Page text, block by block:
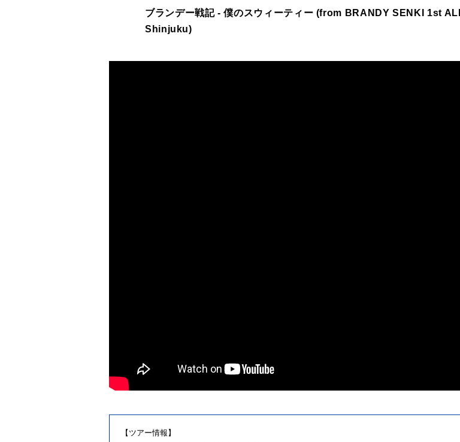
ブランデー戦記 - 僕のスウィーティー (from BRANDY SENKI 1st
Shinjuku)
【ツアー情報】